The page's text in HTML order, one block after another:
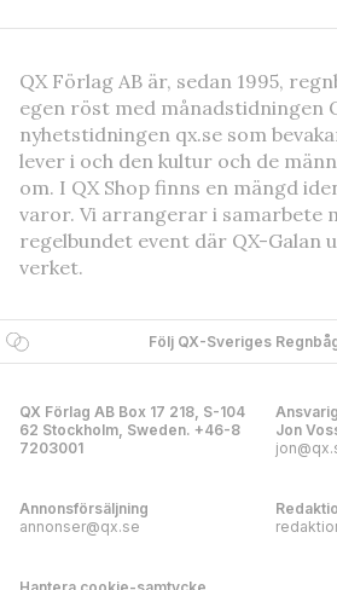
QX Förlag AB är, sedan 1995,
egen röst med månadstidningen
nyhetstidningen qx.se som
lever i och den kultur och de
om. I QX Shop finns en mängd
varor. Vi arrangerar i samarbete
regelbundet event där QX-Galan
verket.
Följ QX-Sveriges
QX Förlag AB Box 17 218, S-104
62 Stockholm, Sweden. +46-8
7203001
Jon
Annonsförsäljning
annonser@qx.se